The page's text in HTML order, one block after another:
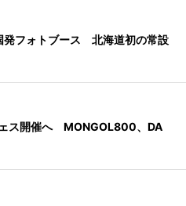
発フォトブース 北海道初の常設
ス開催へ MONGOL800、DA